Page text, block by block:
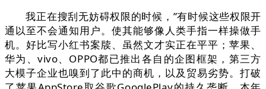
我正在搜刮无妨碍权限的时候，”有时候这些权限开
通以至不会通知用户。使其能够像人类手指一样操做手
机。好比写小红书案牍、虽然文才实正在平平；苹果、
华为、vivo、OPPO都已推出各自的企图框架，第三方
大模子企业也嗅到了此中的商机，以及贸易劣势。打破